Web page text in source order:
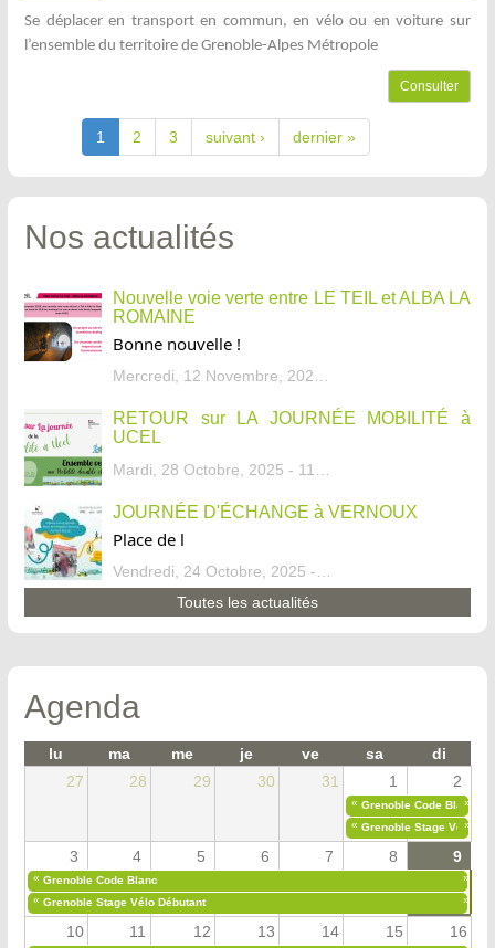
Se déplacer en transport en commun, en vélo ou en voiture sur
l’ensemble du territoire de Grenoble-Alpes Métropole
Consulter
1 2 3 suivant › dernier »
Nos actualités
Nouvelle voie verte entre LE TEIL et ALBA LA
ROMAINE
Bonne nouvelle !
RETOUR sur LA JOURNÉE MOBILITÉ à
UCEL
JOURNÉE D'ÉCHANGE à VERNOUX
Place de l
Toutes les actualités
Agenda
lu ma me je ve sa
di
27
28 29 30 31 1 2
« Grenoble Code Blanc
»
« Grenoble Stage Vélo
»
3 4 5 6 7 8 9
« Grenoble Code Blanc
»
« Grenoble Stage Vélo Débutant »
10 11 12 13 14 15 16